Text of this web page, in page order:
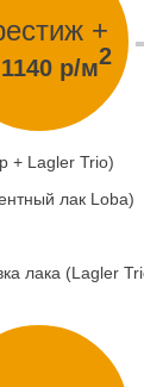
+
р/м2
+ Lagler Trio)
лак Loba)
лака (Lagler